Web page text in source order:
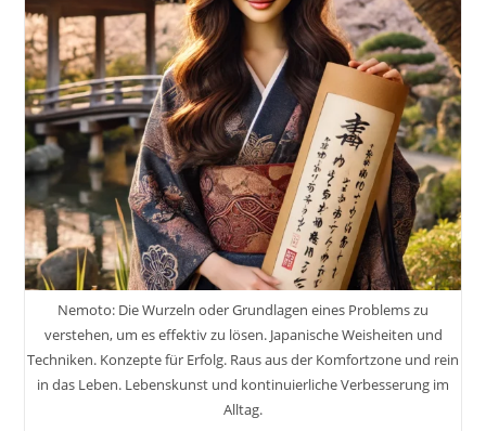
Leser
Sind
Führer,
Aber
Alle
Führer
Sind
Leser
Inkl.
37
Tipps
Und
Tricks
Nemoto: Die Wurzeln oder Grundlagen eines Problems zu
verstehen, um es effektiv zu lösen. Japanische Weisheiten und
Techniken. Konzepte für Erfolg. Raus aus der Komfortzone und rein
in das Leben. Lebenskunst und kontinuierliche Verbesserung im
Alltag.